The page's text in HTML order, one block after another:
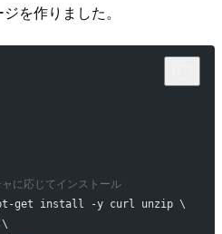
を作りました。
に応じてインストール
get install -y curl unzip \